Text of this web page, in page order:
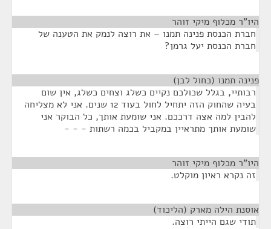
היו"ר מכלוף מיקי זוהר
חברת הכנסת פנינה תמנו – את רוצה לנמק את הטענה של
חברת הכנסת יעל גרמן?
פנינה תמנו (כחול לבן)
רבותיי, בגלל שכולכם נקיים כשלג וצחים כשלג, אין שום
בעיה שהחוק הזה יתחיל לחול בעוד 12 שנים. אני לא מצליחה
להבין למה אצה דרככם. אני שומעת אותך, כל הבוקר אני
שומעת אותך מתראיין במקביל בכמה רשתות - - -
היו"ר מכלוף מיקי זוהר
זה נקרא ראיון מוקלט.
אוסנת הילה מארק (הליכוד)
תודי שגם הייתי רוצה.